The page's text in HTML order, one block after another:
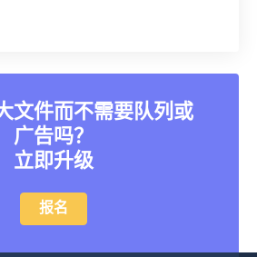
文件而不需要队列或
广告吗？
立即升级
报名